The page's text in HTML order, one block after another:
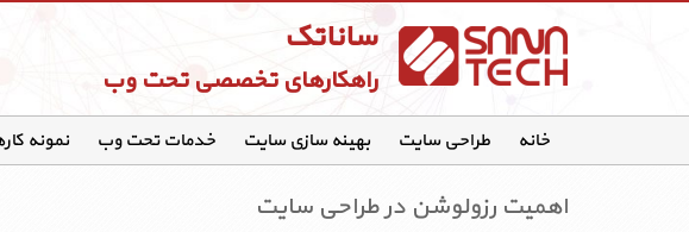
ساناتک
راهکارهای تخصصی تحت وب
خانه طراحی سایت بهینه سازی سایت خدمات تحت وب نمونه
اهمیت رزولوشن در طراحی سایت